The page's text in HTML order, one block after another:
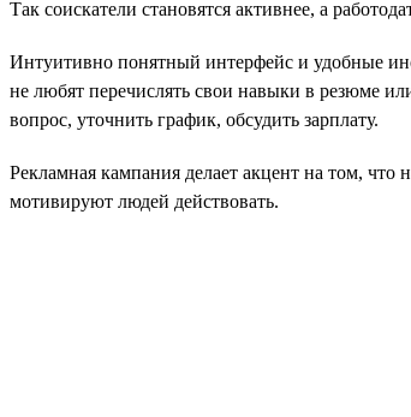
Так соискатели становятся активнее, а
Интуитивно понятный интерфейс и удобные
не любят перечислять свои навыки в резюме
вопрос, уточнить график, обсудить зарплату.
Рекламная кампания делает акцент на том,
мотивируют людей действовать.